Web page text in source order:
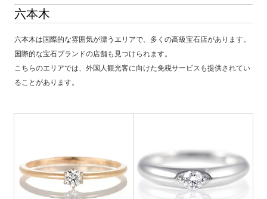
六本木
六本木は国際的な雰囲気が漂うエリアで、多くの高級宝石店があります。
国際的な宝石ブランドの店舗も見つけられます。
こちらのエリアでは、外国人観光客に向けた免税サービスも提供されてい
ることがあります。